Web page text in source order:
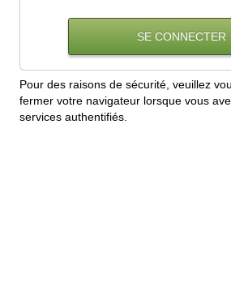
Pour des raisons de sécurité, veuillez
fermer votre navigateur lorsque vous
services authentifiés.